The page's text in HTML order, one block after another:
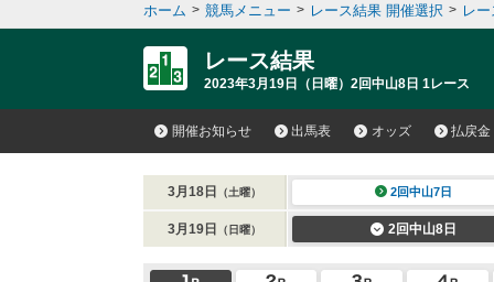
ホーム > 競馬メニュー > レース結果 開催選択 > レ
レース結果
2023年3月19日（日曜）2回中山8日 1レース
開催お知らせ 出馬表 オッズ 払戻金
3月18日 （土曜） 2回中山7日
3月19日 （日曜） 2回中山8日